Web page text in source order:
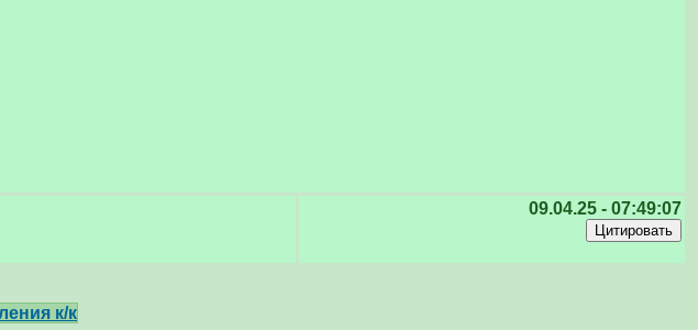
09.04.25 - 07:49:07
к/к